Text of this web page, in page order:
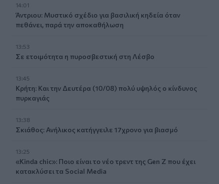
14:01
Άντριου: Μυστικό σχέδιο για βασιλική κηδεία όταν
πεθάνει, παρά την αποκαθήλωση
13:53
Σε ετοιμότητα η πυροσβεστική στη Λέσβο
13:45
Κρήτη: Και την Δευτέρα (10/08) πολύ υψηλός ο κίνδυνος
πυρκαγιάς
13:38
Σκιάθος: Ανήλικος κατήγγειλε 17χρονο για βιασμό
13:25
«Kinda chic»: Ποιο είναι το νέο τρεντ της Gen Z που έχει
κατακλύσει τα Social Media